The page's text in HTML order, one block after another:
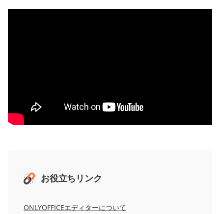
お役立ちリンク
ONLYOFFICEエディターについて